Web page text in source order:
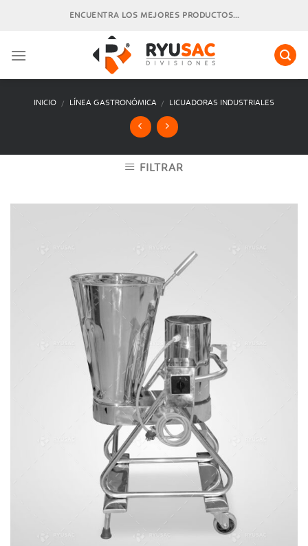
ENCUENTRA LOS MEJORES PRODUCTOS...
INICIO / LÍNEA GASTRONÓMICA / LICUADORAS INDUSTRIALES
FILTRAR